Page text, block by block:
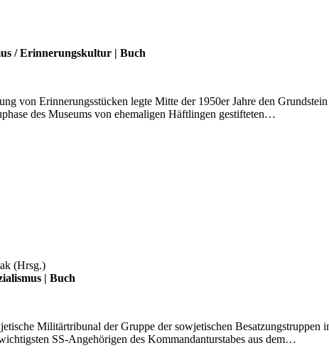
/Erinnerungskultur | Buch
von Erinnerungsstücken legte Mitte der 1950er Jahre den
des Museums von ehemaligen Häftlingen gestifteten…
(Hrsg.)
| Buch
Militärtribunal der Gruppe der sowjetischen
SS-Angehörigen des Kommandanturstabes aus dem…